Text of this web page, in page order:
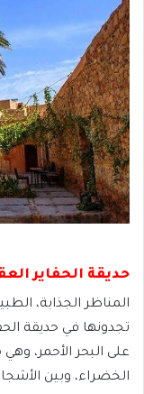
حديقة الحفاير
المناظر الجذابة،
تجدونها في حديقة
على البحر الأحمر،
الخضراء، وبين